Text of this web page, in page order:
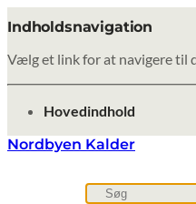
Indholdsnavigation
Vælg et link for at navigere til
gå til
Hovedindhold
Nordbyen Kalder
Søg efter indhold,